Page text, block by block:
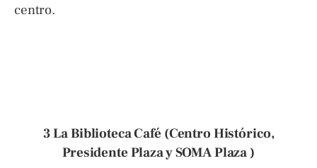
centro.
3 La Biblioteca Café (Centro Histórico,
Presidente Plaza y SOMA Plaza )